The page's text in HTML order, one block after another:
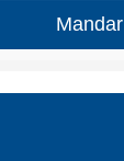
Mandar